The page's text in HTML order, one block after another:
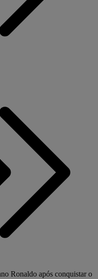
Ronaldo após conquistar o